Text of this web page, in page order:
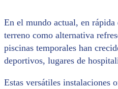
En el mundo actual, en
terreno como alternativa
piscinas temporales han
deportivos, lugares de
Estas versátiles instalaciones